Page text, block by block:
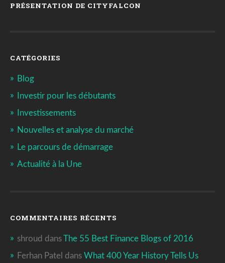
PRÉSENTATION DE CITYFALCON
CATÉGORIES
Blog
Investir pour les débutants
Investissements
Nouvelles et analyse du marché
Le parcours de démarrage
Actualité à la Une
COMMENTAIRES RÉCENTS
shroud dansThe 55 Best Finance Blogs of 2016
Ferhan Patel dans What 400 Year History Tells Us